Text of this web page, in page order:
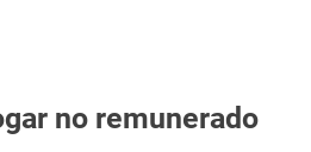
no remunerado